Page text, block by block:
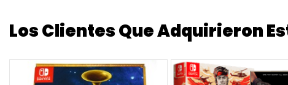
Los Clientes Que Adquirieron